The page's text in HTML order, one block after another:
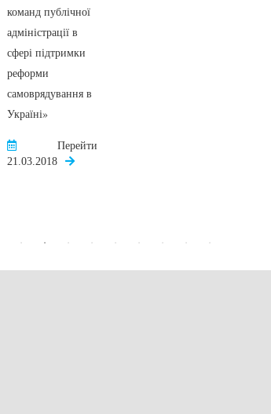
команд публічної
адміністрації в
сфері підтримки
реформи
самоврядування в
Україні»
21.03.2018
Перейти